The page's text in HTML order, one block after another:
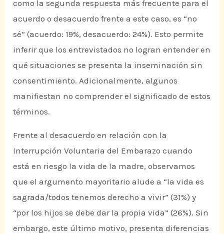
como la segunda respuesta más frecuente para el
acuerdo o desacuerdo frente a este caso, es “no
sé” (acuerdo: 19%, desacuerdo: 24%). Esto permite
inferir que los entrevistados no logran entender en
qué situaciones se presenta la inseminación sin
consentimiento. Adicionalmente, algunos
manifiestan no comprender el significado de estos
términos.
Frente al desacuerdo en relación con la
Interrupción Voluntaria del Embarazo cuando
está en riesgo la vida de la madre, observamos
que el argumento mayoritario alude a “la vida es
sagrada/todos tenemos derecho a vivir” (31%) y
“por los hijos se debe dar la propia vida” (26%). Sin
embargo, este último motivo, presenta diferencias